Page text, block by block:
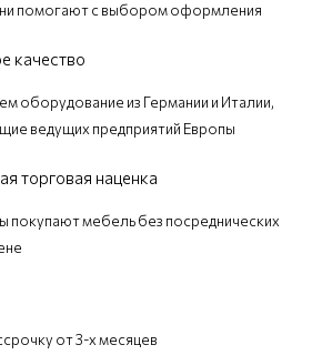
помогают с выбором оформления
качество
оборудование из Германии и Италии,
ведущих предприятий Европы
торговая наценка
покупают мебель без посреднических
от 3-х месяцев